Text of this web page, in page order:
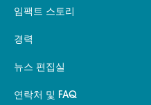
임팩트 스토리
경력
뉴스 편집실
연락처 및 FAQ